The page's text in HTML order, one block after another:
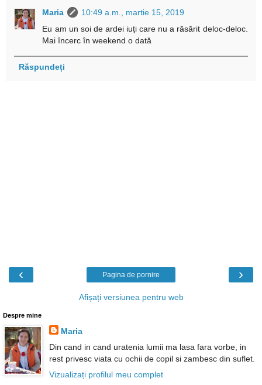
Maria
10:49 a.m., martie 15, 2019
Eu am un soi de ardei iuți care nu a răsărit deloc-deloc.
Mai încerc în weekend o dată
Răspundeți
‹ ›
Pagina de pornire
Afișați versiunea pentru web
Despre mine
Maria
Din cand in cand uratenia lumii ma lasa fara vorbe, in
rest privesc viata cu ochii de copil si zambesc din suflet.
Vizualizați profilul meu complet